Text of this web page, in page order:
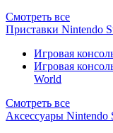
Смотреть все
Приставки Nintendo
Игровая
Игровая
World
Смотреть все
Аксессуары Nintendo